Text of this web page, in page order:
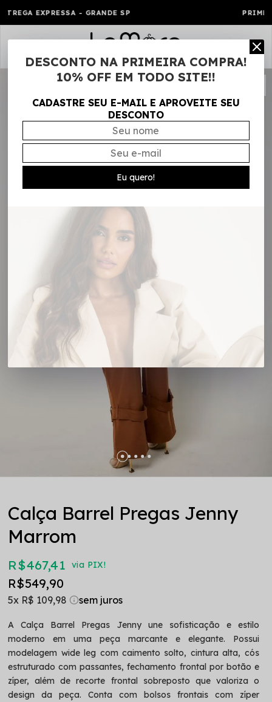
- GRANDE SP PRIMEIRA COMPRA
0
Calça Barrel Pregas Jenny
Marrom
R$ 467,41 via PIX!
R$ 549,90
5x R$ 109,98
A Calça Barrel Pregas Jenny une sofisticação e estilo
moderno em uma peça marcante e elegante. Possui
modelagem wide leg com caimento solto, cintura alta, cós
estruturado com passantes, fechamento frontal por botão e
zíper, além de recorte frontal sobreposto que valoriza o
design da peça. Conta com bolsos frontais com zíper
DESCONTO NA PRIMEIRA COMPRA!
10% OFF EM TODO SITE!!
CADASTRE SEU E-MAIL E APROVEITE SEU
DESCONTO
Eu quero!